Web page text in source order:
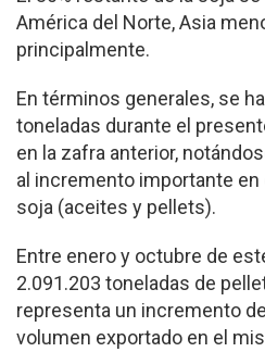
América del Norte, Asia
principalmente.
En términos generales, se
toneladas durante el
en la zafra anterior,
al incremento importante
soja (aceites y pellets).
Entre enero y octubre de
2.091.203 toneladas de
representa un incremento
volumen exportado en el